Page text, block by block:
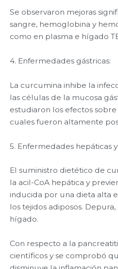
Se observaron mejoras
sangre, hemoglobina y
como en plasma e hígado
4. Enfermedades gástricas:
La curcumina inhibe la
las células de la mucosa
estudiaron los efectos
cuales fueron altamente
5. Enfermedades hepáticas
El suministro dietético de
la acil-CoA hepática y
inducida por una dieta alta
los tejidos adiposos.
hígado.
Con respecto a la
científicos y se comprobó